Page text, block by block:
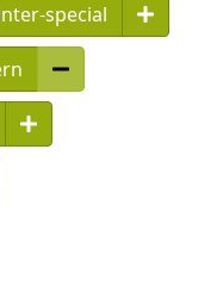
special